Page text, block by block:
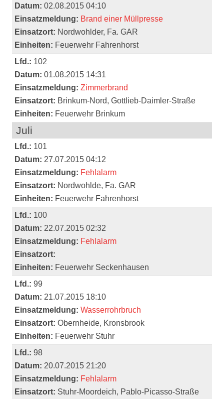
Datum: 02.08.2015 04:10
Einsatzmeldung: Brand einer Müllpresse
Einsatzort: Nordwohlder, Fa. GAR
Einheiten: Feuerwehr Fahrenhorst
Lfd.: 102
Datum: 01.08.2015 14:31
Einsatzmeldung: Zimmerbrand
Einsatzort: Brinkum-Nord, Gottlieb-Daimler-Straße
Einheiten: Feuerwehr Brinkum
Juli
Lfd.: 101
Datum: 27.07.2015 04:12
Einsatzmeldung: Fehlalarm
Einsatzort: Nordwohlde, Fa. GAR
Einheiten: Feuerwehr Fahrenhorst
Lfd.: 100
Datum: 22.07.2015 02:32
Einsatzmeldung: Fehlalarm
Einsatzort:
Einheiten: Feuerwehr Seckenhausen
Lfd.: 99
Datum: 21.07.2015 18:10
Einsatzmeldung: Wasserrohrbruch
Einsatzort: Obernheide, Kronsbrook
Einheiten: Feuerwehr Stuhr
Lfd.: 98
Datum: 20.07.2015 21:20
Einsatzmeldung: Fehlalarm
Einsatzort: Stuhr-Moordeich, Pablo-Picasso-Straße